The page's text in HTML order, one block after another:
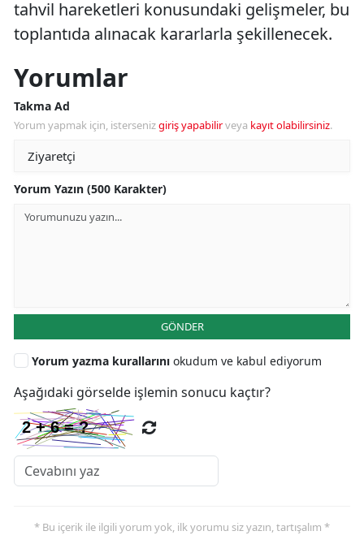
tahvil hareketleri konusundaki gelişmeler, bu
toplantıda alınacak kararlarla şekillenecek.
Yorumlar
Takma Ad
Yorum yapmak için, istersenizgiriş yapabilirveya kayıt olabilirsiniz.
Yorum Yazın (500 Karakter)
GÖNDER
Yorum yazma kurallarını okudum ve kabul ediyorum
Aşağıdaki görselde işlemin sonucu kaçtır?
* Bu içerik ile ilgili yorum yok, ilk yorumu siz yazın, tartışalım *